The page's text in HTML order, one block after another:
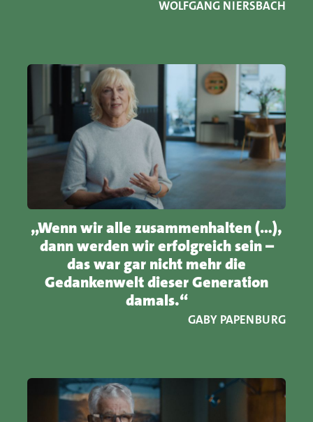
WOLFGANG NIERSBACH
„Wenn wir alle zusammenhalten (…),
dann werden wir erfolgreich sein –
das war gar nicht mehr die
Gedankenwelt dieser Generation
damals.“
GABY PAPENBURG